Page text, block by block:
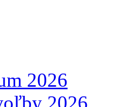
2026
2026